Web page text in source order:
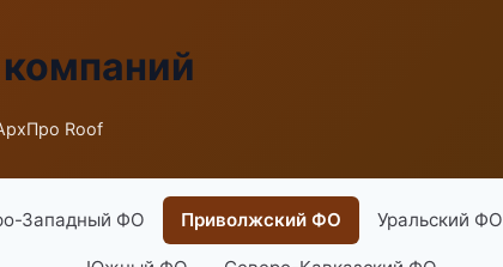
Roof
Западный ФО Приволжский ФО Уральский ФО